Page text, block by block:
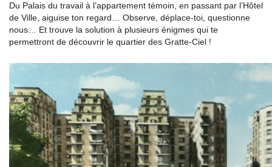
Du Palais du travail à l’appartement témoin, en passant par l’Hôtel
de Ville, aiguise ton regard… Observe, déplace-toi, questionne
nous… Et trouve la solution à plusieurs énigmes qui te
permettront de découvrir le quartier des Gratte-Ciel !